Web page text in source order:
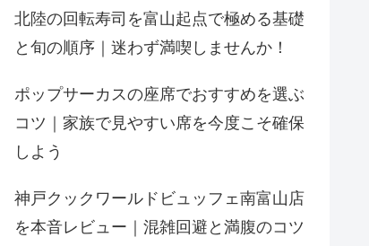
北陸の回転寿司を富山起点で極める基礎
と旬の順序｜迷わず満喫しませんか！
ポップサーカスの座席でおすすめを選ぶ
コツ｜家族で見やすい席を今度こそ確保
しよう
神戸クックワールドビュッフェ南富山店
を本音レビュー｜混雑回避と満腹のコツ